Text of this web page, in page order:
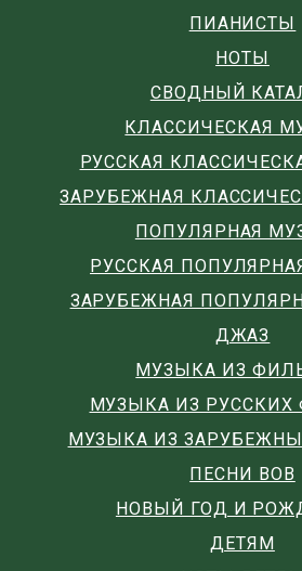
ПИАНИСТЫ
НОТЫ
СВОДНЫЙ
КЛАССИЧЕСКАЯ
РУССКАЯ
ЗАРУБЕЖНАЯ
ПОПУЛЯРНАЯ
РУССКАЯ
ЗАРУБЕЖНАЯ
ДЖАЗ
МУЗЫКА ИЗ
МУЗЫКА ИЗ
МУЗЫКА ИЗ
ПЕСНИ ВОВ
НОВЫЙ ГОД И
ДЕТЯМ